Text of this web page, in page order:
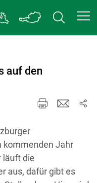
auf den
kommenden Jahr
läuft die
aus, dafür gibt es